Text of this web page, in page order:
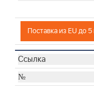
Поставка из EU до